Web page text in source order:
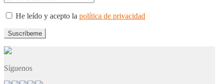
He leído y acepto la política de privacidad
Síguenos